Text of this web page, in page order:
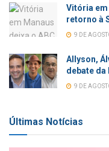
Vitória em
retorno à
9 DE
Allyson,
debate da
9 DE
Últimas Notícias